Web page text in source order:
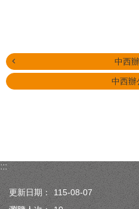
中西
中西辦
:::
更新日期：
115-08-07